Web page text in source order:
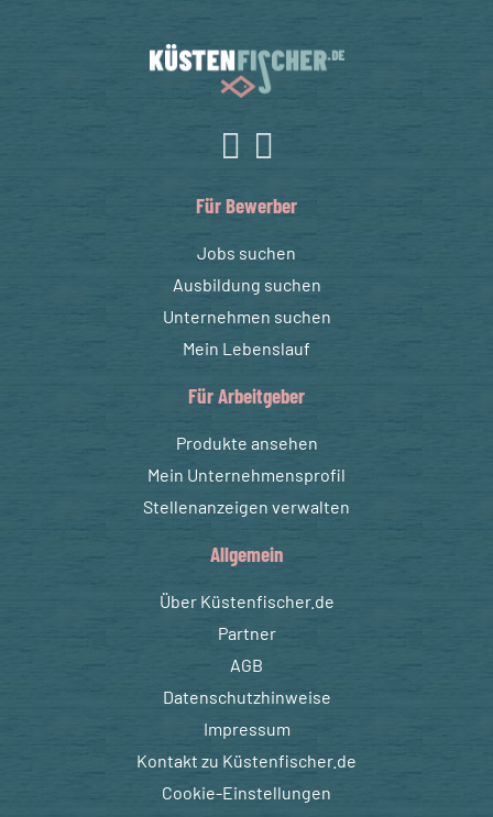
Für Bewerber
Jobs suchen
Ausbildung suchen
Unternehmen suchen
Mein Lebenslauf
Für Arbeitgeber
Produkte ansehen
Mein Unternehmensprofil
Stellenanzeigen verwalten
Allgemein
Über Küstenfischer.de
Partner
AGB
Datenschutzhinweise
Impressum
Kontakt zu Küstenfischer.de
Cookie-Einstellungen